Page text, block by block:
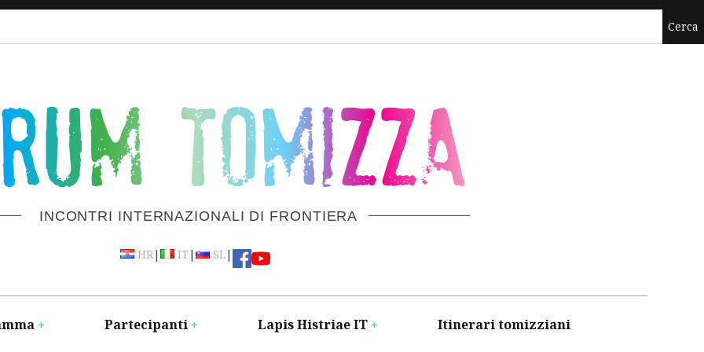
TOMIZZA
INCONTRI INTERNAZIONALI DI FRONTIERA
HR| IT | SL|
Partecipanti Lapis Histriae IT Itinerari tomizziani